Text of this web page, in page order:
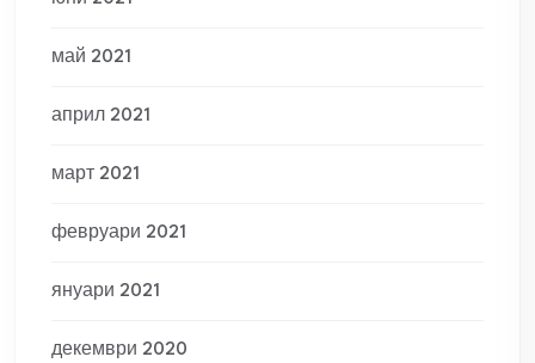
май 2021
април 2021
март 2021
февруари 2021
януари 2021
декември 2020